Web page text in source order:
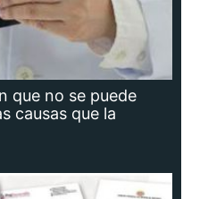
que no se puede
causas que la